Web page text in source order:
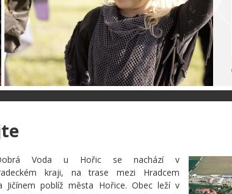
Voda u Hořic se nachází v
kraji, na trase mezi Hradcem
Jičínem poblíž města Hořice. Obec leží v